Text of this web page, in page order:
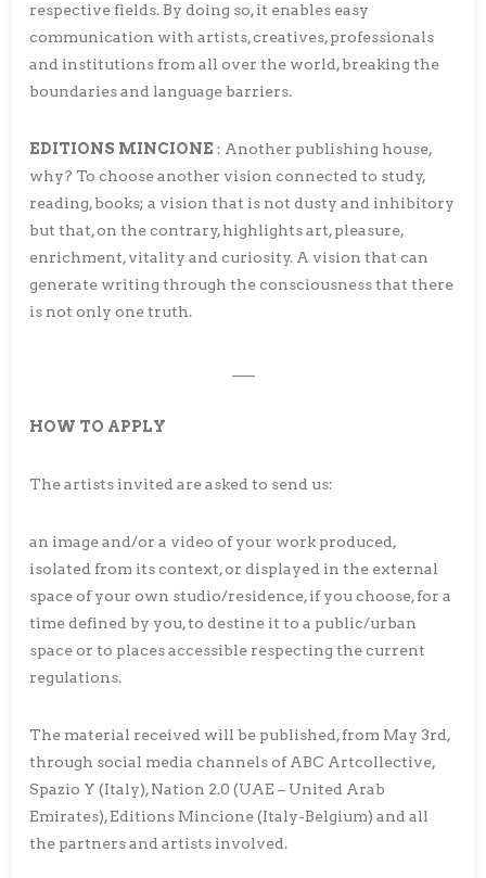
respective fields. By doing so, it enables easy
communication with artists, creatives, professionals
and institutions from all over the world, breaking the
boundaries and language barriers.
EDITIONS MINCIONE : Another publishing house,
why? To choose another vision connected to study,
reading, books; a vision that is not dusty and inhibitory
but that, on the contrary, highlights art, pleasure,
enrichment, vitality and curiosity. A vision that can
generate writing through the consciousness that there
is not only one truth.
HOW TO APPLY
The artists invited are asked to send us:
an image and/or a video of your work produced,
isolated from its context, or displayed in the external
space of your own studio/residence, if you choose, for a
time defined by you, to destine it to a public/urban
space or to places accessible respecting the current
regulations.
The material received will be published, from May 3rd,
through social media channels of ABC Artcollective,
Spazio Y (Italy), Nation 2.0 (UAE – United Arab
Emirates), Editions Mincione (Italy-Belgium) and all
the partners and artists involved.